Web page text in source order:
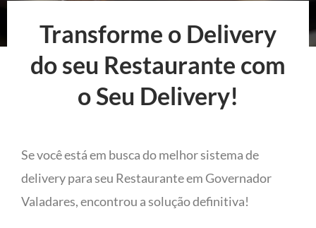
Transforme o Delivery
do seu Restaurante com
o Seu Delivery!
Se você está em busca do melhor sistema de
delivery para seu Restaurante em Governador
Valadares, encontrou a solução definitiva!